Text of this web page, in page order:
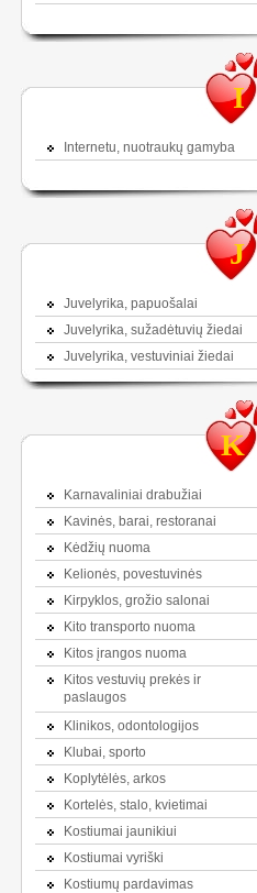
I
Internetu, nuotraukų gamyba
J
Juvelyrika, papuošalai
Juvelyrika, sužadėtuvių žiedai
Juvelyrika, vestuviniai žiedai
K
Karnavaliniai drabužiai
Kavinės, barai, restoranai
Kėdžių nuoma
Kelionės, povestuvinės
Kirpyklos, grožio salonai
Kito transporto nuoma
Kitos įrangos nuoma
Kitos vestuvių prekės ir
paslaugos
Klinikos, odontologijos
Klubai, sporto
Koplytėlės, arkos
Kortelės, stalo, kvietimai
Kostiumai jaunikiui
Kostiumai vyriški
Kostiumų pardavimas